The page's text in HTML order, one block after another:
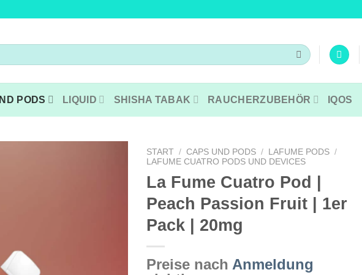
PODS LIQUID SHISHA TABAK RAUCHERZUBEHÖR IQOS
START / CAPS UND PODS / LAFUME PODS /
LAFUME CUATRO PODS UND DEVICES
La Fume Cuatro Pod |
Peach Passion Fruit | 1er
Pack | 20mg
Preise nach Anmeldung